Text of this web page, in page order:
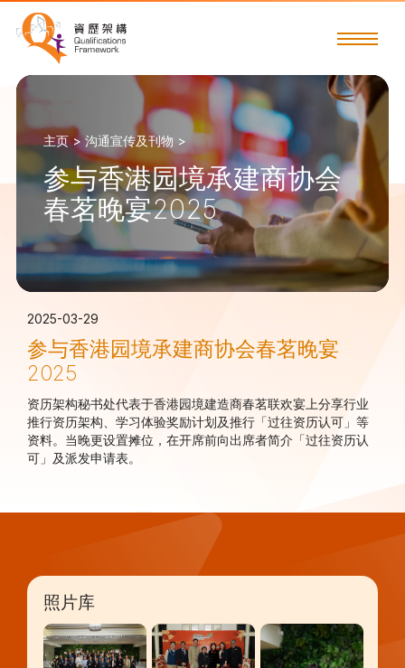
主页 > 沟通宣传及刊物 >
参与香港园境承建商协会
春茗晚宴2025
2025-03-29
参与香港园境承建商协会春茗晚宴
2025
资历架构秘书处代表于香港园境建造商春茗联欢宴上分享行业
推行资历架构、学习体验奖励计划及推行「过往资历认可」等
资料。当晚更设置摊位，在开席前向出席者简介「过往资历认
可」及派发申请表。
照片库